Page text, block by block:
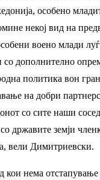
особено
некој вид на
воено млади
со дополнително
политика вон
на добри
со сите наши
државите земји
вели Димитриевски.
нема отстапување